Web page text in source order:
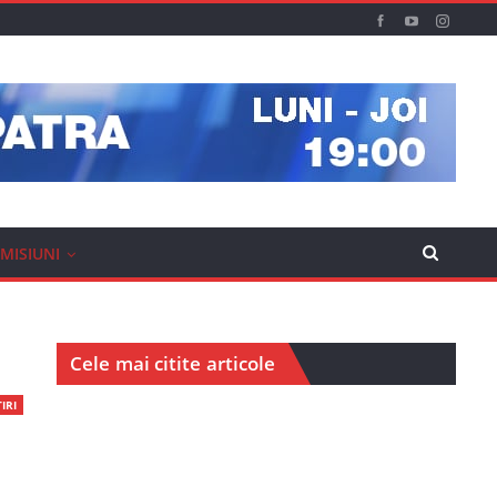
Cele mai citite articole